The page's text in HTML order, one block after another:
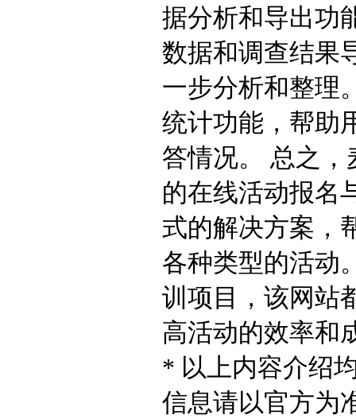
据分析和导出功
数据和调查结果
一步分析和整理
统计功能，帮助
答情况。 总之
的在线活动报名
式的解决方案，
各种类型的活动
训项目，该网站
高活动的效率和
* 以上内容介绍
信息请以官方为